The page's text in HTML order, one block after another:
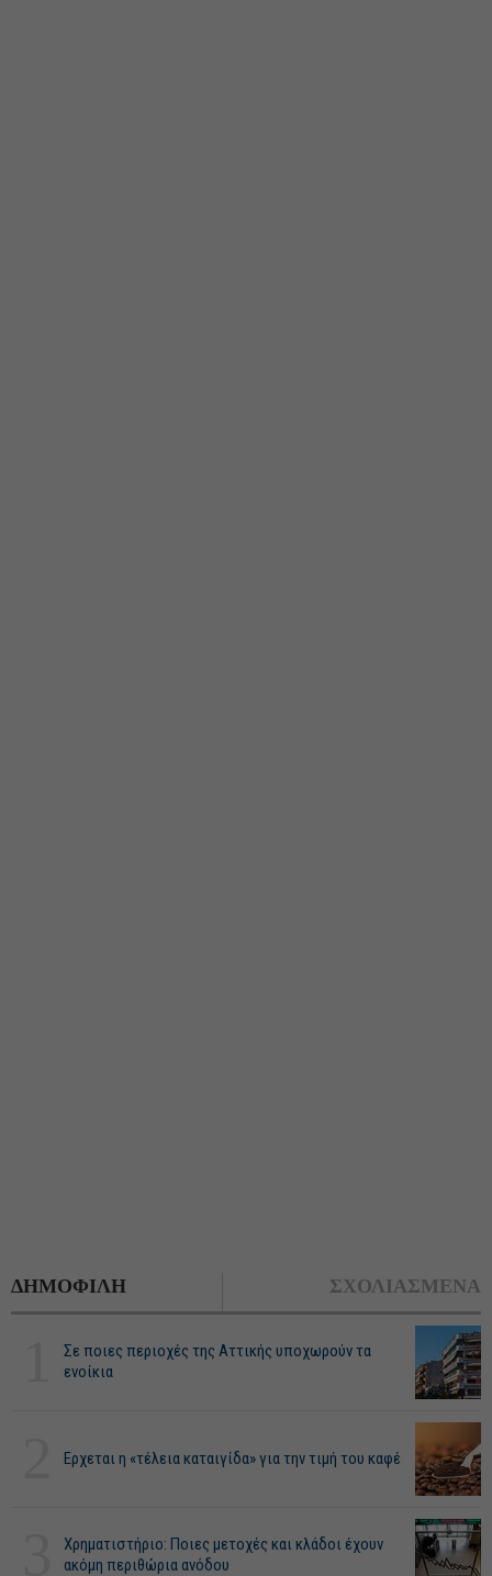
ΔΗΜΟΦΙΛΗ ΣΧΟΛΙΑΣΜΕΝΑ
Σε ποιες περιοχές της Αττικής υποχωρούν τα
ενοίκια
Ερχεται η «τέλεια καταιγίδα» για την τιμή του καφέ
Χρηματιστήριο: Ποιες μετοχές και κλάδοι έχουν
ακόμη περιθώρια ανόδου